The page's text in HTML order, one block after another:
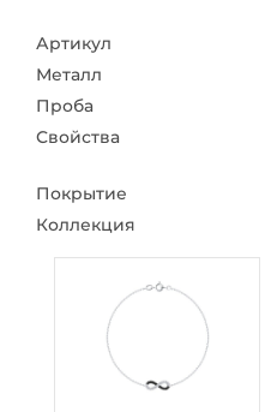
Артикул
Металл
Проба
Свойства
Покрытие
Коллекция